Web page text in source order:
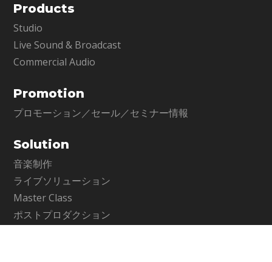
Products
Studio
Live Sound & Broadcast
Commercial Audio
Promotion
プロモーション／セール／セミナー情報
Solution
音楽制作
ライブソリューション
Master Class
ポストプロダクション